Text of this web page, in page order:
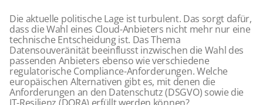
Die aktuelle politische Lage ist turbulent. Das sorgt dafür,
dass die Wahl eines Cloud-Anbieters nicht mehr nur eine
technische Entscheidung ist. Das Thema
Datensouveränität beeinflusst inzwischen die Wahl des
passenden Anbieters ebenso wie verschiedene
regulatorische Compliance-Anforderungen. Welche
europäischen Alternativen gibt es, mit denen die
Anforderungen an den Datenschutz (DSGVO) sowie die